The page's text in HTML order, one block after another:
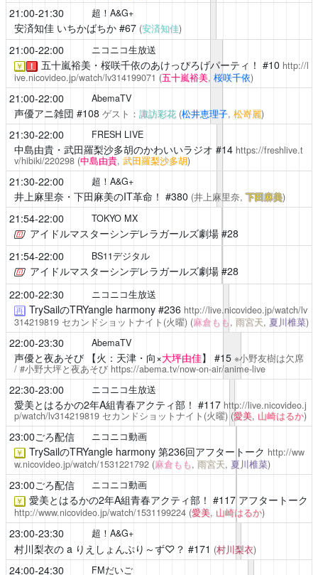
21:00-21:30 超！A&G+
安済知佳 いちかばちか#67 (安済知佳)
21:00-22:00 ニコニコ生放送
￥ ！ 五十嵐裕美・桜咲千依のあけっぴろげパーティ！ #10 http://l
ive.nicovideo.jp/watch/lv314199071 (五十嵐裕美, 桜咲千依)
21:00-22:00 AbemaTV
声優アニ雑団 #108 ゲスト： 諏訪彩花 (松井恵理子, 松嵜麗)
21:30-22:00 FRESH LIVE
中島由貴・武田羅梨沙多胡のかわいいラジオ #14 https://freshlive.t
v/hibiki/220298 (中島由貴, 武田羅梨沙多胡)
21:30-22:00 超！A&G+
井上麻里奈・下田麻美のIT革命！ #380 (井上麻里奈,下田麻美)
21:54-22:00 TOKYO MX
アイドルマスターシンデレラガールズ劇場#28
21:54-22:00
BS11デジタル
アイドルマスターシンデレラガールズ劇場#28
22:00-22:30
ニコニコ生放送
再 TrySailのTRYangle harmony#236 http://live.nicovideo.jp/watch/lv
314219819セカンドショットナイト(火曜) (麻倉もも, 雨宮天, 夏川椎菜)
22:00-23:30 AbemaTV
声優と夜あそび【火：天津・向×大坪由佳】 #15 ※小野友樹は欠席
/ #小野大坪と夜あそび https://abema.tv/now-on-air/anime-live
22:30-23:00 ニコニコ生放送
愛美とはるかの2年A組青春アクティ部！ #117 http://live.nicovideo.j
p/watch/lv314219819セカンドショットナイト(火曜) (愛美, 山崎はるか)
23:00ごろ配信 ニコニコ動画
￥ TrySailのTRYangle harmony第236回アフタートーク http://ww
w.nicovideo.jp/watch/1531221792 (麻倉もも, 雨宮天, 夏川椎菜)
23:00ごろ配信 ニコニコ動画
￥ 愛美とはるかの2年A組青春アクティ部！ #117 アフタートーク
http://www.nicovideo.jp/watch/1531199224 (愛美, 山崎はるか)
23:00-23:30 超！A&G+
村川梨衣の a りえしょんぷり～ず♡？ #171 (村川梨衣)
24:00-24:30 FMだいご